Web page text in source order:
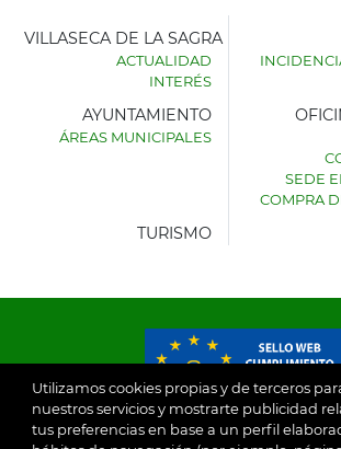
Utilizamos cookies propias y de terceros
nuestros servicios y mostrarte publicidad
tus preferencias en base a un perfil
AYUNTAMIENTO
VILLASECA DE LA SAGRA
ACTUALIDAD
INTERÉS
AYUNTAMIENTO
ÁREAS MUNICIPALES
SEDE
COMPRA
TURISMO
© 2026